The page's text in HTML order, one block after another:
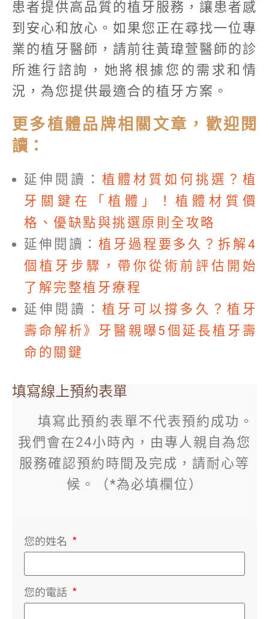
患者提供高品質的植牙服務，讓患者感
到安心和放心。如果您正在尋找一位專
業的植牙醫師，請前往黃瑋萱醫師的診
所進行諮詢，她將根據您的需求和情
況，為您提供最適合的植牙方案。
更多植體品牌相關文章，歡迎閱
讀：
延伸閱讀： 植體材質如何挑選？植
牙關鍵在「植體」！植體材質價
格、優缺點與挑選原則全攻略
延伸閱讀：植牙過程要多久？拆解4
個植牙步驟，帶你從術前評估開始
了解完整植牙療程
延伸閱讀： 植牙可以撐多久？植牙
壽命解析》牙醫親曝5個延長植牙壽
命的關鍵
填寫線上預約表單
填寫此預約表單不代表預約成功。
我們會在24小時內，由專人親自為您
服務確認預約時間及完成，請耐心等
候。（*為必填欄位）
您的姓名
您的電話